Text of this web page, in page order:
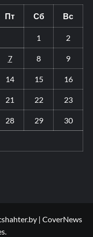
Пт Сб Вс
1 2
7 8 9
14 15 16
21 22 23
28 29 30
| CoverNews